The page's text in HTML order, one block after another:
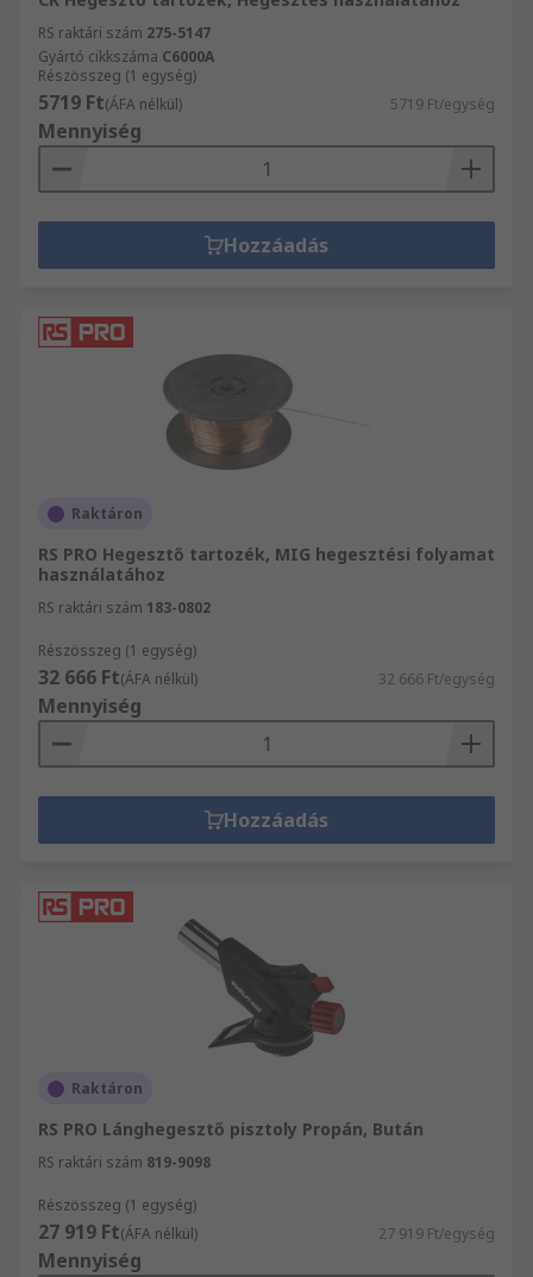
RS raktári szám 275-5147
Gyártó cikkszáma C6000A
Részösszeg (1 egység)
5719 Ft(ÁFA nélkül) 5719 Ft/egység
Mennyiség
Hozzáadás
Raktáron
RS PRO Hegesztő tartozék, MIG hegesztési folyamat
használatához
RS raktári szám 183-0802
Részösszeg (1 egység)
32 666 Ft(ÁFA nélkül) 32 666 Ft/egység
Mennyiség
Hozzáadás
Raktáron
RS PRO Lánghegesztő pisztoly Propán, Bután
RS raktári szám 819-9098
Részösszeg (1 egység)
27 919 Ft(ÁFA nélkül) 27 919 Ft/egység
Mennyiség